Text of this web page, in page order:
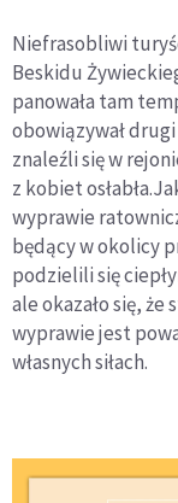
Niefrasobliwi
Beskidu
panowała tam
obowiązywał
znaleźli się w
z kobiet
wyprawie
będący w okolicy
podzielili się
ale okazało się,
wyprawie jest
własnych siłach.